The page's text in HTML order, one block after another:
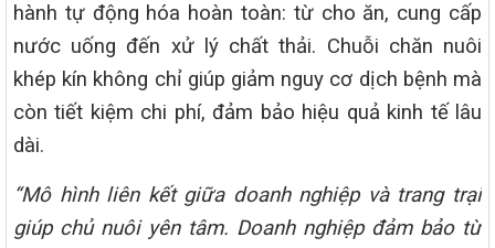
hành tự động hóa hoàn toàn: từ cho ăn, cung cấp
nước uống đến xử lý chất thải. Chuỗi chăn nuôi
khép kín không chỉ giúp giảm nguy cơ dịch bệnh mà
còn tiết kiệm chi phí, đảm bảo hiệu quả kinh tế lâu
dài.
“Mô hình liên kết giữa doanh nghiệp và trang trại
giúp chủ nuôi yên tâm. Doanh nghiệp đảm bảo từ